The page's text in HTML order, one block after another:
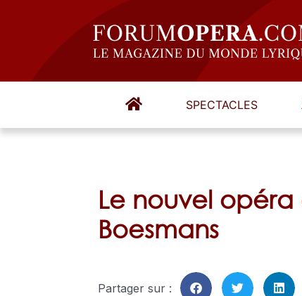
SPECTACLES
Le nouvel
Boesmans
Partager sur :